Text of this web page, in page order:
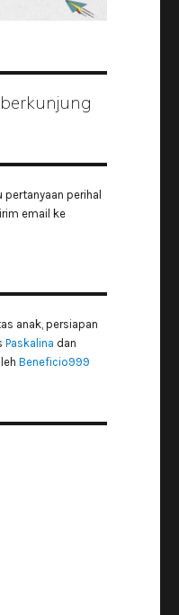
perihal
email ke
anak, persiapan
Paskalina dan
Beneficio999